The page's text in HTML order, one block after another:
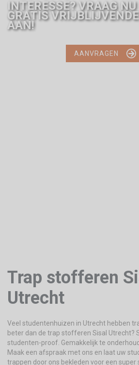
INTERESSE? VRAAG NU
GRATIS
AAN!
AANVRAGEN 
Trap stofferen
Utrecht
Veel studentenhuizen in Utrecht hebben
beter dan de trap stofferen Sisal Utrecht?
studenten-proof. Gemakkelijk te
Maak een afspraak met ons en laat uw
trappen door ons bekleden voor een super